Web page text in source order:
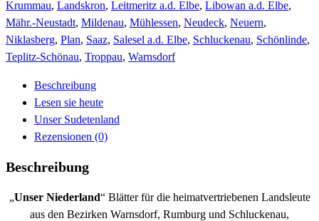
Krummau, Landskron, Leitmeritz a.d. Elbe, Libowan a.d. Elbe,
Mähr.-Neustadt, Mildenau, Mühlessen, Neudeck, Neuern,
Niklasberg, Plan, Saaz, Salesel a.d. Elbe, Schluckenau, Schönlinde,
Teplitz-Schönau, Troppau, Warnsdorf
Beschreibung
Lesen sie heute
Unser Sudetenland
Rezensionen (0)
Beschreibung
„Unser Niederland“ Blätter für die heimatvertriebenen Landsleute
aus den Bezirken Warnsdorf, Rumburg und Schluckenau,